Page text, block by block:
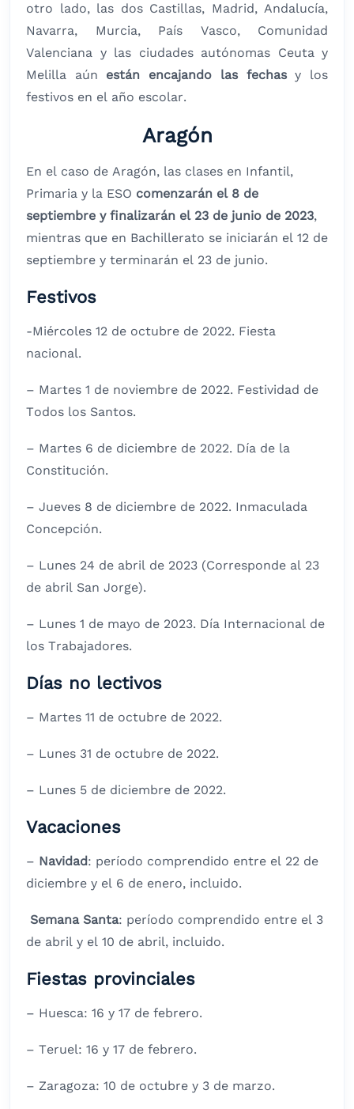
otro lado, las dos Castillas, Madrid, Andalucía,
Navarra, Murcia, País Vasco, Comunidad
Valenciana y las ciudades autónomas Ceuta y
Melilla aún están encajando las fechasy los
festivos en el año escolar.
Aragón
En el caso de Aragón, las clases en Infantil,
Primaria y la ESO comenzarán el 8 de
septiembre y finalizarán el 23 de junio de 2023,
mientras que en Bachillerato se iniciarán el 12 de
septiembre y terminarán el 23 de junio.
Festivos
-Miércoles 12 de octubre de 2022. Fiesta
nacional.
– Martes 1 de noviembre de 2022. Festividad de
Todos los Santos.
– Martes 6 de diciembre de 2022. Día de la
Constitución.
– Jueves 8 de diciembre de 2022. Inmaculada
Concepción.
– Lunes 24 de abril de 2023 (Corresponde al 23
de abril San Jorge).
– Lunes 1 de mayo de 2023. Día Internacional de
los Trabajadores.
Días no lectivos
– Martes 11 de octubre de 2022.
– Lunes 31 de octubre de 2022.
– Lunes 5 de diciembre de 2022.
Vacaciones
– Navidad: período comprendido entre el 22 de
diciembre y el 6 de enero, incluido.
Semana Santa: período comprendido entre el 3
de abril y el 10 de abril, incluido.
Fiestas provinciales
– Huesca: 16 y 17 de febrero.
– Teruel: 16 y 17 de febrero.
– Zaragoza: 10 de octubre y 3 de marzo.